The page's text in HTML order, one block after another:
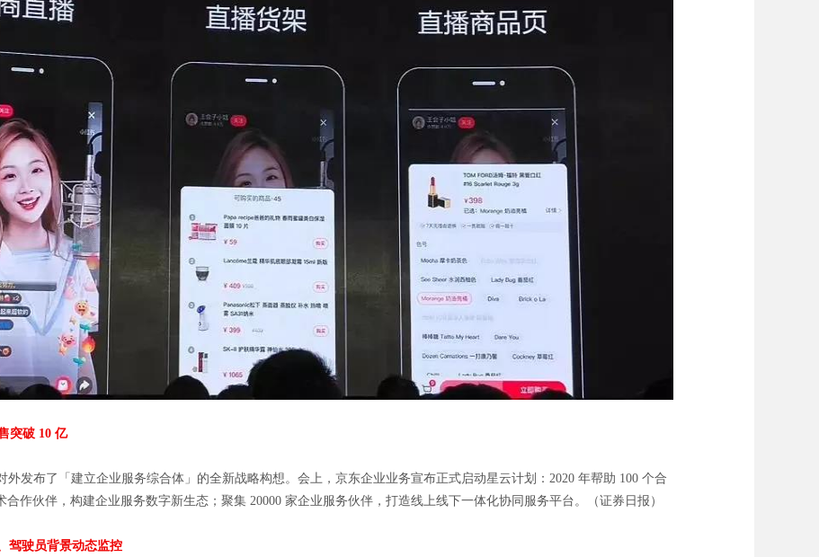
突破 10 亿
发布了「建立企业服务综合体」的全新战略构想。会上，京东企业业务宣布正式启动星云计划：2020 年帮助 100 个合
作伙伴，构建企业服务数字新生态；聚集 20000 家企业服务伙伴，打造线上线下一体化协同服务平台。（证券日报）
驾驶员背景动态监控